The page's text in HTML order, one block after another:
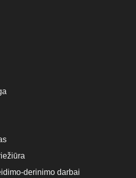
derinimo darbai